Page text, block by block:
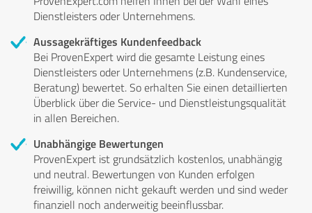
Dienstleisters oder Unternehmens.
Aussagekräftiges Kundenfeedback
Bei ProvenExpert wird die gesamte Leistung eines
Dienstleisters oder Unternehmens (z.B. Kundenservice,
Beratung) bewertet. So erhalten Sie einen detaillierten
Überblick über die Service- und Dienstleistungsqualität
in allen Bereichen.
Unabhängige Bewertungen
ProvenExpert ist grundsätzlich kostenlos, unabhängig
und neutral. Bewertungen von Kunden erfolgen
freiwillig, können nicht gekauft werden und sind weder
finanziell noch anderweitig beeinflussbar.